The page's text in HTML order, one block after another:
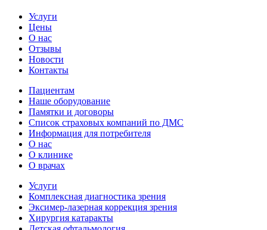
Услуги
Цены
О нас
Отзывы
Новости
Контакты
Пациентам
Наше оборудование
Памятки и договоры
Список страховых компаний по ДМС
Информация для потребителя
О нас
О клинике
О врачах
Услуги
Комплексная диагностика зрения
Эксимер-лазерная коррекция зрения
Хирургия катаракты